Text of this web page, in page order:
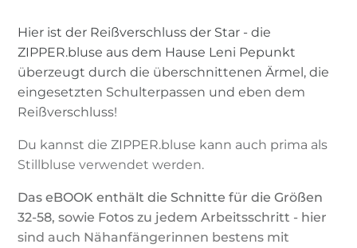
Hier ist der Reißverschluss der Star - die
ZIPPER.bluse aus dem Hause Leni Pepunkt
überzeugt durch die überschnittenen Ärmel, die
eingesetzten Schulterpassen und eben dem
Reißverschluss!
Du kannst die ZIPPER.bluse kann auch prima als
Stillbluse verwendet werden.
Das eBOOK enthält die Schnitte für die Größen
32-58, sowie Fotos zu jedem Arbeitsschritt - hier
sind auch Nähanfängerinnen bestens mit